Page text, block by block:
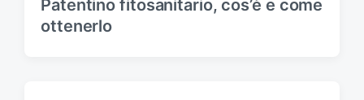
Patentino fitosanitario, cos’è e come
ottenerlo